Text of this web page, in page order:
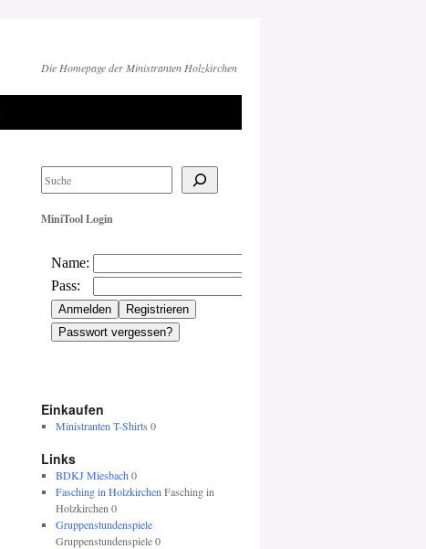
Die Homepage der Ministranten Holzkirchen
MiniTool Login
Einkaufen
Ministranten T-Shirts 0
Links
BDKJ Miesbach 0
Fasching in Holzkirchen Fasching in
Holzkirchen 0
Gruppenstundenspiele
Gruppenstundenspiele 0